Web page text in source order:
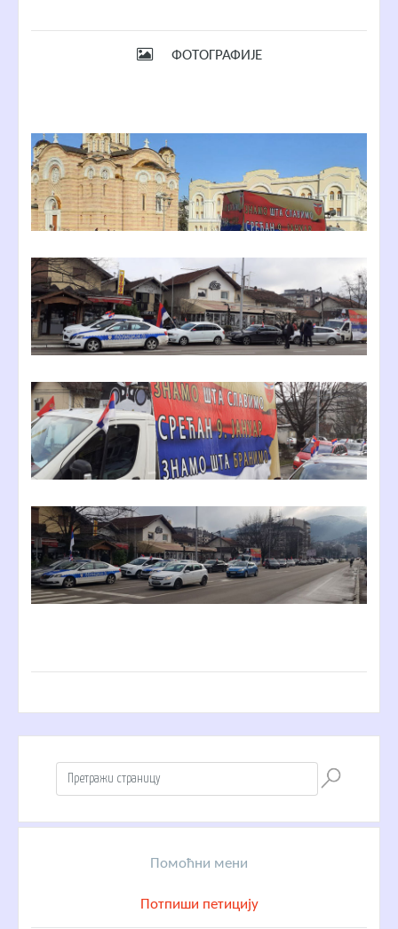
ФОТОГРАФИЈЕ
Помоћни мени
Потпиши петицију